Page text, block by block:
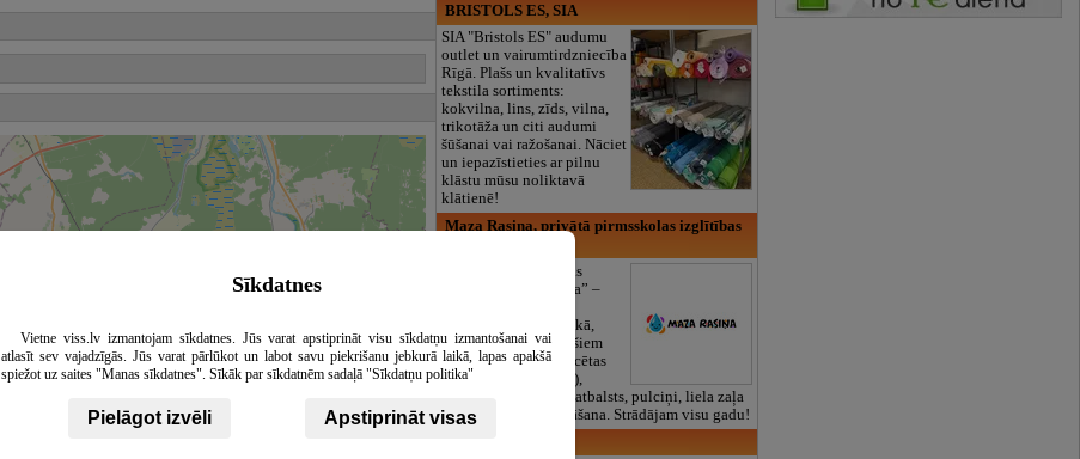
BRISTOLS ES, SIA
SIA "Bristols ES" audumu
outlet un vairumtirdzniecība
Rīgā. Plašs un kvalitatīvs
tekstila sortiments:
kokvilna, lins, zīds, vilna,
trikotāža un citi audumi
šūšanai vai ražošanai. Nāciet
un iepazīstieties ar pilnu
klāstu mūsu noliktavā
klātienē!
Maza Rasiņa, privātā pirmsskolas izglītības
Pirmsskolas izglītības
iestāde “Maza Rasiņa” –
Pārdaugavā, Zasulaukā,
bērniem no 10 mēnešiem
līdz 6 gadiem. Licencētas
programmas (LV/RU),
logopēds, speciālais atbalsts, pulciņi, liela zaļa
teritorija un 3x ēdināšana. Strādājam visu gadu!
Sīkdatnes
Vietne viss.lv izmantojam sīkdatnes. Jūs varat apstiprināt visu sīkdatņu izmantošanai vai
atlasīt sev vajadzīgās. Jūs varat pārlūkot un labot savu piekrišanu jebkurā laikā, lapas apakšā
spiežot uz saites "Manas sīkdatnes". Sīkāk par sīkdatnēm sadaļā "Sīkdatņu politika"
Pielāgot izvēli Apstiprināt visas